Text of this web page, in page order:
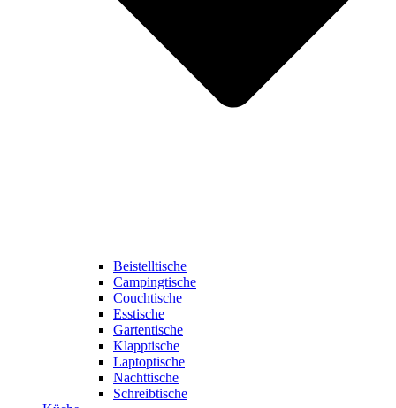
Beistelltische
Campingtische
Couchtische
Esstische
Gartentische
Klapptische
Laptoptische
Nachttische
Schreibtische